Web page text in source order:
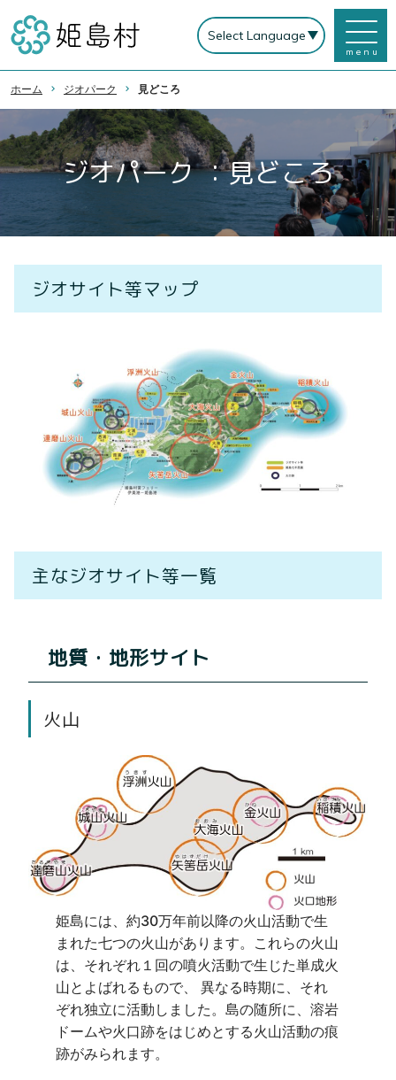
menu
ホーム ジオパーク 見どころ
ジオパーク ：見どころ
ジオサイト等マップ
主なジオサイト等一覧
地質・地形サイト
火山
姫島には、約30万年前以降の火山活動で生
まれた七つの火山があります。これらの火山
は、それぞれ１回の噴火活動で生じた単成火
山とよばれるもので、 異なる時期に、それ
ぞれ独立に活動しました。島の随所に、溶岩
ドームや火口跡をはじめとする火山活動の痕
跡がみられます。